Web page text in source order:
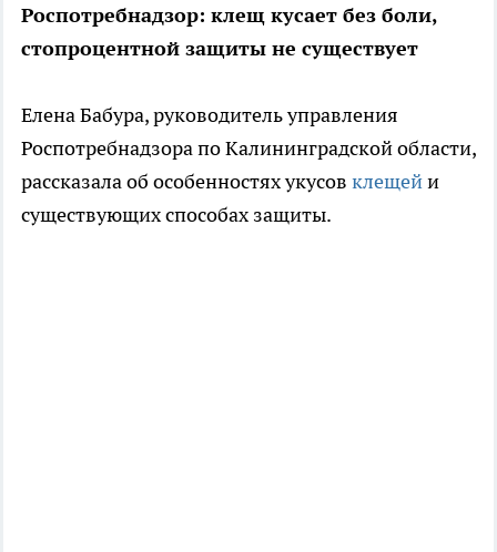
Роспотребнадзор: клещ кусает без боли,
стопроцентной защиты не существует
Елена Бабура, руководитель управления
Роспотребнадзора по Калининградской области,
рассказала об особенностях укусов клещейи
существующих способах защиты.